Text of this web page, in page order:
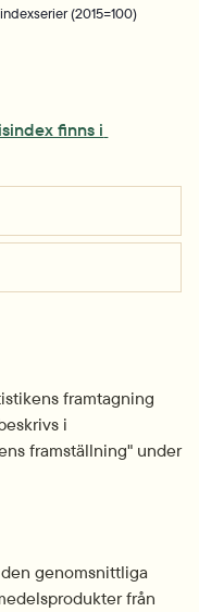
(2015=100)
eller ny flik.
finns i
framtagning
i
framställning" under
genomsnittliga
från